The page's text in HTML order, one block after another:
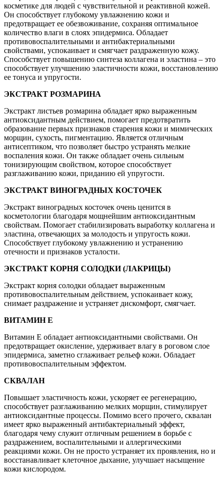
косметике для людей с чувствительной и реактивной кожей.
Он способствует глубокому увлажнению кожи и
предотвращает ее обезвоживание, сохраняя оптимальное
количество влаги в слоях эпидермиса. Обладает
противовоспалительными и антибактериальными
свойствами, успокаивает и смягчает раздраженную кожу.
Способствует повышению синтеза коллагена и эластина – это
способствует улучшению эластичности кожи, восстановлению
ее тонуса и упругости.
ЭКСТРАКТ РОЗМАРИНА
Экстракт листьев розмарина обладает ярко выраженным
антиоксидантным действием, помогает предотвратить
образование первых признаков старения кожи и мимических
морщин, сухость, пигментацию. Является отличным
антисептиком, что позволяет быстро устранять мелкие
воспаления кожи. Он также обладает очень сильным
тонизирующим свойством, которое способствует
разглаживанию кожи, приданию ей упругости.
ЭКСТРАКТ ВИНОГРАДНЫХ КОСТОЧЕК
Экстракт виноградных косточек очень ценится в
косметологии благодаря мощнейшим антиоксидантным
свойствам. Помогает стабилизировать выработку коллагена и
эластина, отвечающих за молодость и упругость кожи.
Способствует глубокому увлажнению и устранению
отечности и признаков усталости.
ЭКСТРАКТ КОРНЯ СОЛОДКИ (ЛАКРИЦЫ)
Экстракт корня солодки обладает выраженным
противовоспалительным действием, успокаивает кожу,
снимает раздражение и устраняет дискомфорт, смягчает.
ВИТАМИН Е
Витамин Е обладает антиоксидантными свойствами. Он
предотвращает окисление, удерживает влагу в роговом слое
эпидермиса, заметно сглаживает рельеф кожи. Обладает
противовоспалительным эффектом.
СКВАЛАН
Повышает эластичность кожи, ускоряет ее регенерацию,
способствует разглаживанию мелких морщин, стимулирует
антиоксидантные процессы. Помимо всего прочего, сквалан
имеет ярко выраженный антибактериальный эффект,
благодаря чему служит отличным решением в борьбе с
раздражением, воспалительными и аллергическими
реакциями кожи. Он не просто устраняет их проявления, но и
восстанавливает клеточное дыхание, улучшает насыщение
кожи кислородом.